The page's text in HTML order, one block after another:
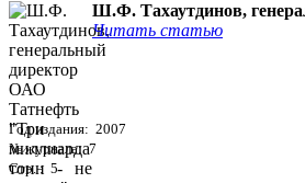
Ш.Ф. Тахаутдинов,
Читать статью
Год издания: 2007
№ журнала: 7
Стр. : 5